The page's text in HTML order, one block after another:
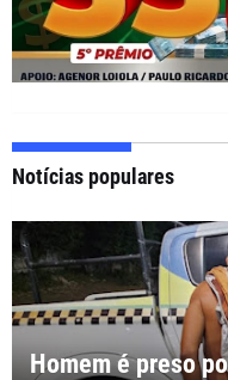
Notícias populares
Homem é preso